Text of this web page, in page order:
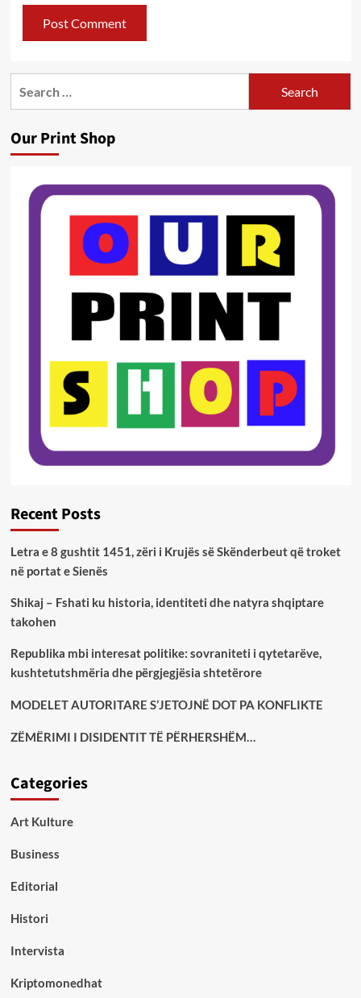
Our Print Shop
Recent Posts
Letra e 8 gushtit 1451, zëri i Krujës së Skënderbeut që troket
në portat e Sienës
Shikaj – Fshati ku historia, identiteti dhe natyra shqiptare
takohen
Republika mbi interesat politike: sovraniteti i qytetarëve,
kushtetutshmëria dhe përgjegjësia shtetërore
MODELET AUTORITARE S’JETOJNË DOT PA KONFLIKTE
ZËMËRIMI I DISIDENTIT TË PËRHERSHËM…
Categories
Art Kulture
Business
Editorial
Histori
Intervista
Kriptomonedhat